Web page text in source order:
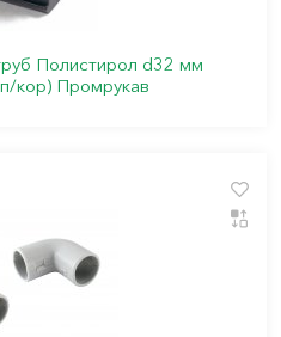
Полистирол d32 мм
кор) Промрукав